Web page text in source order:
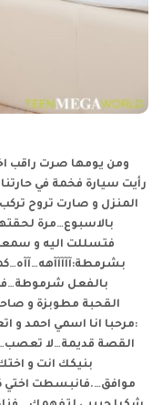
ومن يومها صرت راقب
رأيت سيارة فخمة في
بالاسبوع…مرة
فتسللت اليه و
بالفعل
القحبة مطوبزة و
القصة قديمة…لا
بنيكك انت و
موافق….فانبسطت اختي